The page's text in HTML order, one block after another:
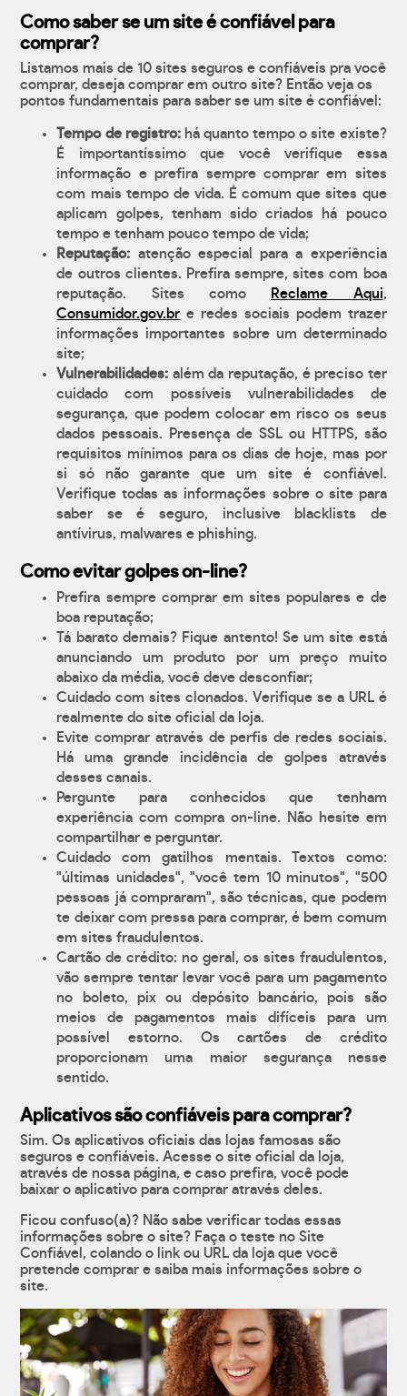
Como saber se um site é confiável para
comprar?
Listamos mais de 10 sites seguros e confiáveis pra você
comprar, deseja comprar em outro site? Então veja os
pontos fundamentais para saber se um site é confiável:
Tempo de registro:há quanto tempo o site existe?
É importantíssimo que você verifique essa
informação e prefira sempre comprar em sites
com mais tempo de vida. É comum que sites que
aplicam golpes, tenham sido criados há pouco
tempo e tenham pouco tempo de vida;
Reputação: atenção especial para a experiência
de outros clientes. Prefira sempre, sites com boa
reputação. Sites como
Reclame Aqui,
Consumidor.gov.br e redes sociais podem trazer
informações importantes sobre um determinado
site;
Vulnerabilidades: além da reputação, é preciso ter
cuidado com possíveis vulnerabilidades de
segurança, que podem colocar em risco os seus
dados pessoais. Presença de SSL ou HTTPS, são
requisitos mínimos para os dias de hoje, mas por
si só não garante que um site é confiável.
Verifique todas as informações sobre o site para
saber se é seguro, inclusive blacklists de
antívirus, malwares e phishing.
Como evitar golpes on-line?
Prefira sempre comprar em sites populares e de
boa reputação;
Tá barato demais? Fique antento! Se um site está
anunciando um produto por um preço muito
abaixo da média, você deve desconfiar;
Cuidado com sites clonados. Verifique se a URL é
realmente do site oficial da loja.
Evite comprar através de perfis de redes sociais.
Há uma grande incidência de golpes através
desses canais.
Pergunte para conhecidos que tenham
experiência com compra on-line. Não hesite em
compartilhar e perguntar.
Cuidado com gatilhos mentais. Textos como:
"últimas unidades", "você tem 10 minutos", "500
pessoas já compraram", são técnicas, que podem
te deixar com pressa para comprar, é bem comum
em sites fraudulentos.
Cartão de crédito: no geral, os sites fraudulentos,
vão sempre tentar levar você para um pagamento
no boleto, pix ou depósito bancário, pois são
meios de pagamentos mais difíceis para um
possível estorno. Os cartões de crédito
proporcionam uma maior segurança nesse
sentido.
Aplicativos são confiáveis para comprar?
Sim. Os aplicativos oficiais das lojas famosas são
seguros e confiáveis. Acesse o site oficial da loja,
através de nossa página, e caso prefira, você pode
baixar o aplicativo para comprar através deles.
Ficou confuso(a)? Não sabe verificar todas essas
informações sobre o site? Faça o teste no Site
Confiável, colando o link ou URL da loja que você
pretende comprar e saiba mais informações sobre o
site.